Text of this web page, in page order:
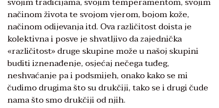
načinom života te svojom vjerom, bojom kože,
načinom odijevanja itd. Ova različitost doista je
kolektivna i posve je shvatljivo da zajednička
«različitost» druge skupine može u našoj skupini
buditi iznenađenje, osjećaj nečega tuđeg,
neshvaćanje pa i podsmijeh, onako kako se mi
čudimo drugima što su drukčiji, tako se i drugi čude
nama što smo drukčiji od njih.